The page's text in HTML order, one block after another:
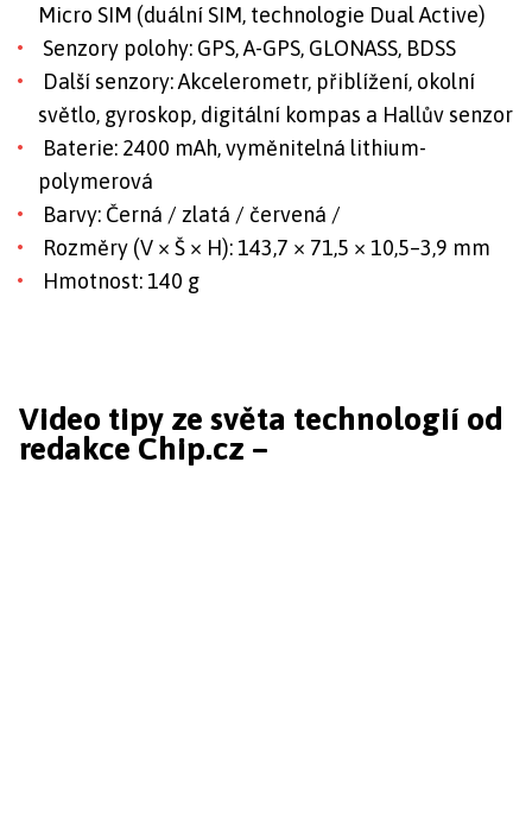
Micro SIM (duální SIM, technologie Dual Active)
Senzory polohy: GPS, A-GPS, GLONASS, BDSS
Další senzory: Akcelerometr, přiblížení, okolní
světlo, gyroskop, digitální kompas a Hallův senzor
Baterie: 2400 mAh, vyměnitelná lithium-
polymerová
Barvy: Černá / zlatá / červená /
Rozměry (V × Š × H): 143,7 × 71,5 × 10,5–3,9 mm
Hmotnost: 140 g
Video tipy ze světa technologií od
redakce Chip.cz –